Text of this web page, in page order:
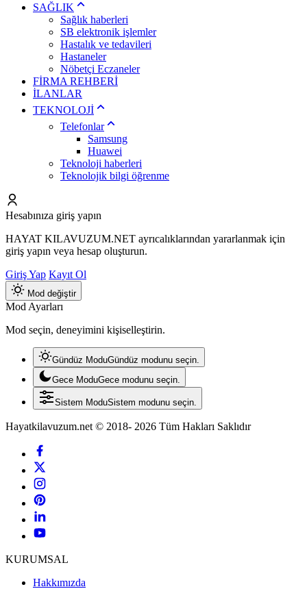
SAĞLIK
Sağlık haberleri
SB elektronik işlemler
Hastalık ve tedavileri
Hastaneler
Nöbetçi Eczaneler
FİRMA REHBERİ
İLANLAR
TEKNOLOJİ
Telefonlar
Samsung
Huawei
Teknoloji haberleri
Teknolojik bilgi öğrenme
Hesabınıza giriş yapın
HAYAT KILAVUZUM.NET ayrıcalıklarından yararlanmak için
giriş yapın veya hesap oluşturun.
Giriş Yap Kayıt Ol
Mod değiştir
Mod Ayarları
Mod seçin, deneyimini kişiselleştirin.
Gündüz ModuGündüz modunu seçin.
Gece ModuGece modunu seçin.
Sistem ModuSistem modunu seçin.
Hayatkilavuzum.net © 2018- 2026 Tüm Hakları Saklıdır
KURUMSAL
Hakkımızda